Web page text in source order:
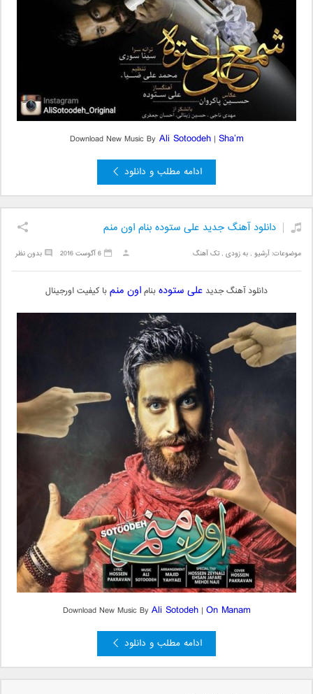
Download New Music ByAli Sotoodeh| Sha’m
ادامه مطلب و دانلود
دانلود آهنگ جدید علی ستوده بنام اون منم
موضوعات:آرشیو ,به زودی ,تک آهنگ بدون نظر 6 آگوست 2016
دانلود آهنگ جدید علی ستودهبناماون منمبا کیفیت اورجینال
Download New Music ByAli Sotodeh| On Manam
ادامه مطلب و دانلود